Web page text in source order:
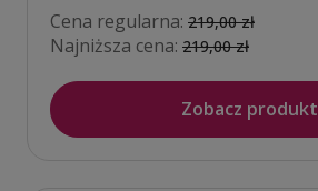
Cena regularna: 219,00 zł
Najniższa cena: 219,00 zł
Zobacz produkt